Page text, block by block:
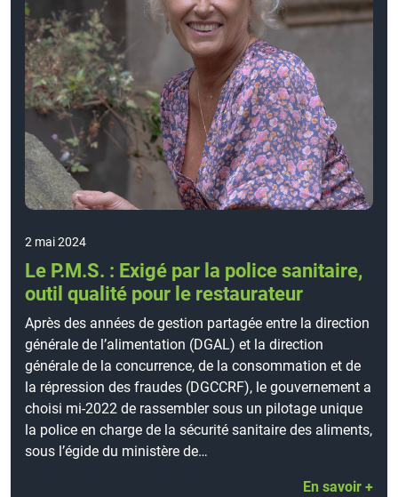
2 mai 2024
Le P.M.S. : Exigé par la police sanitaire,
outil qualité pour le restaurateur
Après des années de gestion partagée entre la direction
générale de l’alimentation (DGAL) et la direction
générale de la concurrence, de la consommation et de
la répression des fraudes (DGCCRF), le gouvernement a
choisi mi-2022 de rassembler sous un pilotage unique
la police en charge de la sécurité sanitaire des aliments,
sous l’égide du ministère de…
En savoir +